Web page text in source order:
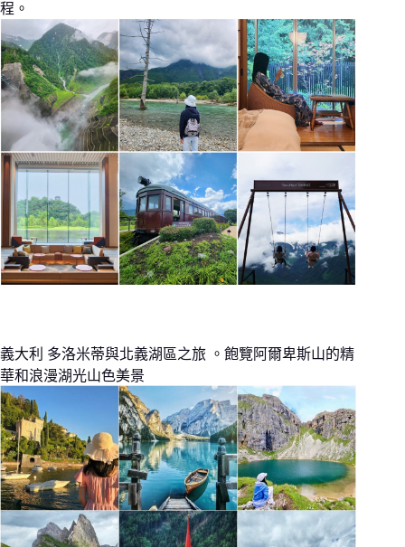
程。
義大利 多洛米蒂與北義湖區之旅 。飽覽阿爾卑斯山的精
華和浪漫湖光山色美景